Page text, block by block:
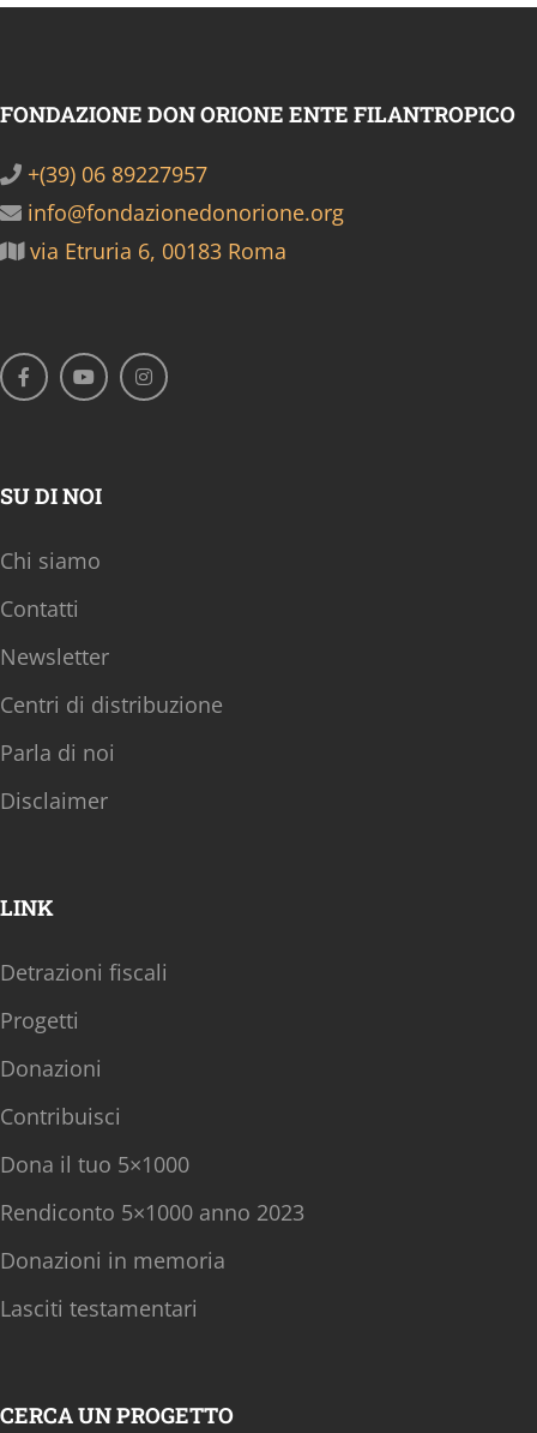
FONDAZIONE DON ORIONE ENTE FILANTROPICO
+(39) 06 89227957
info@fondazionedonorione.org
via Etruria 6, 00183 Roma
SU DI NOI
Chi siamo
Contatti
Newsletter
Centri di distribuzione
Parla di noi
Disclaimer
LINK
Detrazioni fiscali
Progetti
Donazioni
Contribuisci
Dona il tuo 5×1000
Rendiconto 5×1000 anno 2023
Donazioni in memoria
Lasciti testamentari
CERCA UN PROGETTO